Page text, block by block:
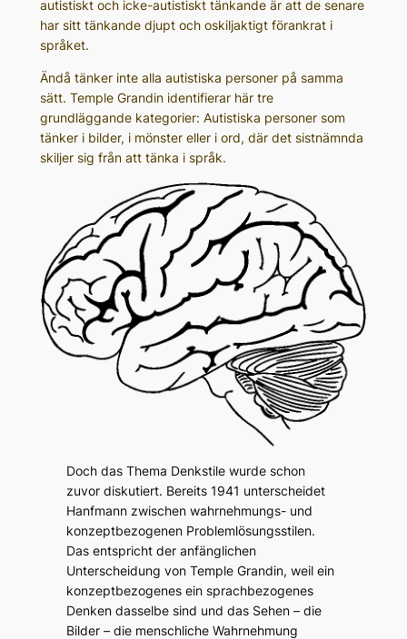
autistiskt och icke-autistiskt tänkande är att de senare
har sitt tänkande djupt och oskiljaktigt förankrat i
språket.
Ändå tänker inte alla autistiska personer på samma
sätt. Temple Grandin identifierar här tre
grundläggande kategorier: Autistiska personer som
tänker i bilder, i mönster eller i ord, där det sistnämnda
skiljer sig från att tänka i språk.
Doch das Thema Denkstile wurde schon
zuvor diskutiert. Bereits 1941 unterscheidet
Hanfmann zwischen wahrnehmungs- und
konzeptbezogenen Problemlösungsstilen.
Das entspricht der anfänglichen
Unterscheidung von Temple Grandin, weil ein
konzeptbezogenes ein sprachbezogenes
Denken dasselbe sind und das Sehen – die
Bilder – die menschliche Wahrnehmung